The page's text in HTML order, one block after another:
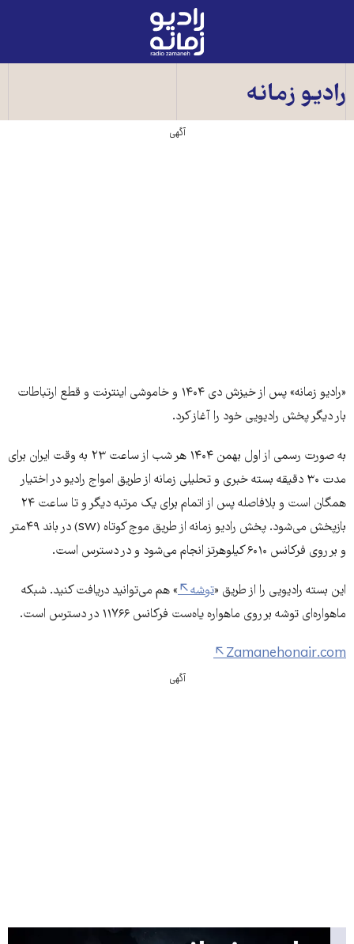
رادیو
زمانه
رادیو زمانه
آگهی
«رادیو زمانه» پس از خیزش دی ۱۴۰۴ و خاموشی اینترنت و قطع ارتباطات
بار دیگر پخش رادیویی خود را آغاز کرد.
به صورت رسمی از اول بهمن ۱۴۰۴ هر شب از ساعت ۲۳ به وقت ایران برای
مدت ۳۰ دقیقه بسته خبری و تحلیلی زمانه از طریق امواج رادیو در اختیار
همگان است و بلافاصله پس از اتمام برای یک مرتبه دیگر و تا ساعت ۲۴
بازپخش می‌شود. پخش رادیو زمانه از طریق موج کوتاه (sw) در باند ۴۹متر
و بر روی فرکانس ۶۰۱۰ کیلوهرتز انجام می‌شود و در دسترس است.
این بسته رادیویی را از طریق «توشه
» هم می‌توانید دریافت کنید. شبکه
ماهواره‌ای توشه بر روی ماهواره یاه‌ست فرکانس ۱۱۷۶۶ در دسترس است.
Zamanehonair.com
آگهی